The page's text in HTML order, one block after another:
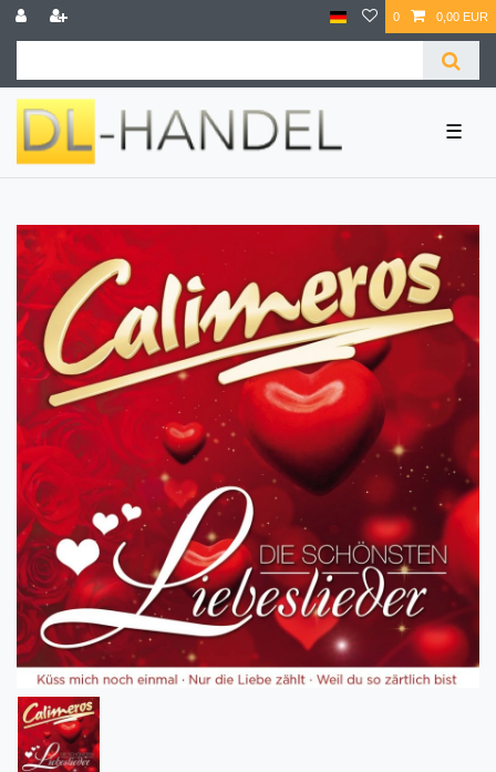
0 0,00 EUR
☰